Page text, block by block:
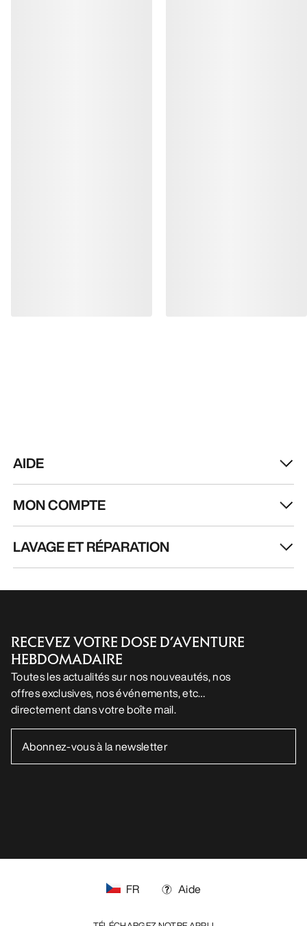
AIDE
MON COMPTE
LAVAGE ET RÉPARATION
RECEVEZ VOTRE DOSE D’AVENTURE
HEBDOMADAIRE
Toutes les actualités sur nos nouveautés, nos
offres exclusives, nos événements, etc…
directement dans votre boîte mail.
FR Aide